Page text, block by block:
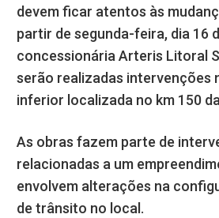
devem ficar atentos às
partir de segunda-feira, dia 16
concessionária Arteris Litoral
serão realizadas intervenções
inferior localizada no km 150
As obras fazem parte de
relacionadas a um
envolvem alterações na
de trânsito no local.